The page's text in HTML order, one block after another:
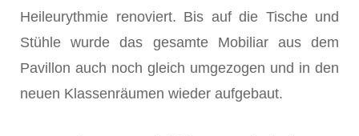
Heileurythmie renoviert. Bis auf die Tische und
Stühle wurde das gesamte Mobiliar aus dem
Pavillon auch noch gleich umgezogen und in den
neuen Klassenräumen wieder aufgebaut.